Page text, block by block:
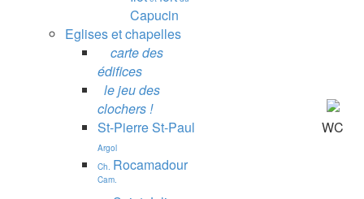
Capucin
Eglises et chapelles
carte des
édifices
le jeu des
clochers !
St-Pierre St-Paul
Argol
Ch. Rocamadour
Cam.
WC